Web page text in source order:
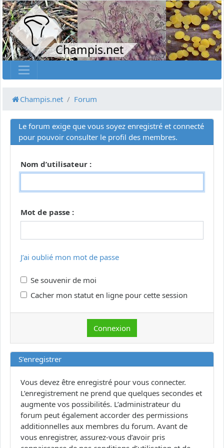
Champis.net
Champis.net Forum
Le forum exige que vous soyez enregistré et connecté
pour pouvoir consulter le profil des membres.
Nom d’utilisateur :
Mot de passe :
J’ai oublié mon mot de passe
Se souvenir de moi
Cacher mon statut en ligne pour cette session
S’enregistrer
Vous devez être enregistré pour vous connecter.
L’enregistrement ne prend que quelques secondes et
augmente vos possibilités. L’administrateur du
forum peut également accorder des permissions
additionnelles aux membres du forum. Avant de
vous enregistrer, assurez-vous d’avoir pris